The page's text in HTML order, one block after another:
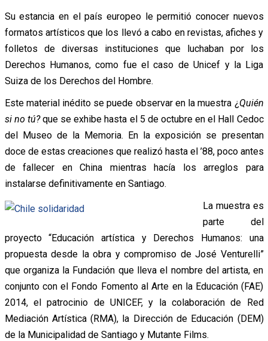
Su estancia en el país europeo le permitió conocer nuevos
formatos artísticos que los llevó a cabo en revistas, afiches y
folletos de diversas instituciones que luchaban por los
Derechos Humanos, como fue el caso de Unicef y la Liga
Suiza de los Derechos del Hombre.
Este material inédito se puede observar en la muestra ¿Quién
si no tú?que se exhibe hasta el 5 de octubre en el Hall Cedoc
del Museo de la Memoria. En la exposición se presentan
doce de estas creaciones que realizó hasta el ’88, poco antes
de fallecer en China mientras hacía los arreglos para
instalarse definitivamente en Santiago.
La muestra es
parte del
proyecto “Educación artística y Derechos Humanos: una
propuesta desde la obra y compromiso de José Venturelli”
que organiza la Fundación que lleva el nombre del artista, en
conjunto con el Fondo Fomento al Arte en la Educación (FAE)
2014, el patrocinio de UNICEF, y la colaboración de Red
Mediación Artística (RMA), la Dirección de Educación (DEM)
de la Municipalidad de Santiago y Mutante Films.